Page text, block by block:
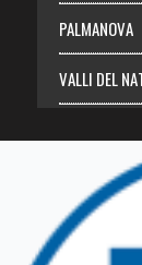
PALMANOVA
VALLI DEL
TRICESIMO
TARCENTO